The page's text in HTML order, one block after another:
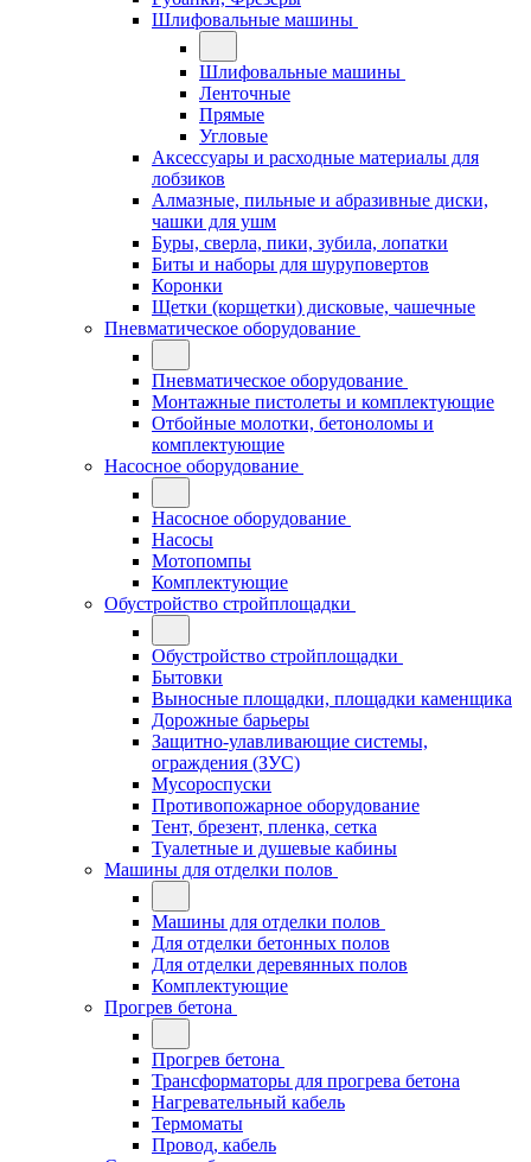
Шлифовальные машины
Шлифовальные машины
Ленточные
Прямые
Угловые
Аксессуары и расходные материалы для
лобзиков
Алмазные, пильные и абразивные диски,
чашки для ушм
Буры, сверла, пики, зубила, лопатки
Биты и наборы для шуруповертов
Коронки
Щетки (корщетки) дисковые, чашечные
Пневматическое оборудование
Пневматическое оборудование
Монтажные пистолеты и комплектующие
Отбойные молотки, бетоноломы и
комплектующие
Насосное оборудование
Насосное оборудование
Насосы
Мотопомпы
Комплектующие
Обустройство стройплощадки
Обустройство стройплощадки
Бытовки
Выносные площадки, площадки каменщика
Дорожные барьеры
Защитно-улавливающие системы,
ограждения (ЗУС)
Мусороспуски
Противопожарное оборудование
Тент, брезент, пленка, сетка
Туалетные и душевые кабины
Машины для отделки полов
Машины для отделки полов
Для отделки бетонных полов
Для отделки деревянных полов
Комплектующие
Прогрев бетона
Прогрев бетона
Трансформаторы для прогрева бетона
Нагревательный кабель
Термоматы
Провод, кабель